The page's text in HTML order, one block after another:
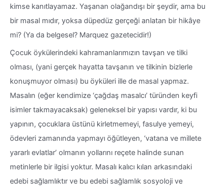
kimse kanıtlayamaz. Yaşanan olağandışı bir şeydir, ama bu
bir masal mıdır, yoksa düpedüz gerçeği anlatan bir hikâye
mi? (Ya da belgesel? Marquez gazetecidir!)
Çocuk öykülerindeki kahramanlarımızın tavşan ve tilki
olması, (yani gerçek hayatta tavşanın ve tilkinin bizlerle
konuşmuyor olması) bu öyküleri ille de masal yapmaz.
Masalın (eğer kendimize ‘çağdaş masalcı’ türünden keyfi
isimler takmayacaksak) geleneksel bir yapısı vardır, ki bu
yapının, çocuklara üstünü kirletmemeyi, fasulye yemeyi,
ödevleri zamanında yapmayı öğütleyen, ‘vatana ve millete
yararlı evlatlar’ olmanın yollarını reçete halinde sunan
metinlerle bir ilgisi yoktur. Masalı kalıcı kılan arkasındaki
edebi sağlamlıktır ve bu edebi sağlamlık sosyoloji ve